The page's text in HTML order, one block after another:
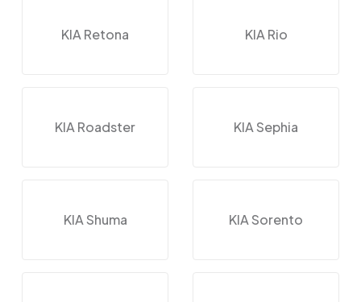
KIA Retona KIA Rio
KIA Roadster KIA Sephia
KIA Shuma KIA Sorento